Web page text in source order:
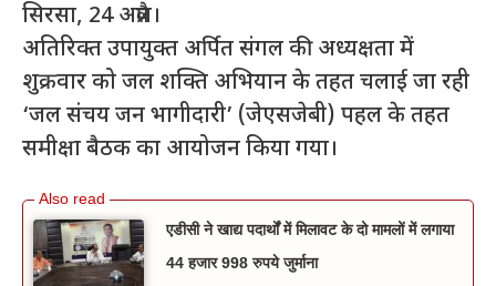
सिरसा, 24 अप्रैल।
अतिरिक्त उपायुक्त अर्पित संगल की अध्यक्षता में
शुक्रवार को जल शक्ति अभियान के तहत चलाई जा रही
‘जल संचय जन भागीदारी’ (जेएसजेबी) पहल के तहत
समीक्षा बैठक का आयोजन किया गया।
एडीसी ने खाद्य पदार्थों में मिलावट के दो मामलों में लगाया
44 हजार 998 रुपये जुर्माना